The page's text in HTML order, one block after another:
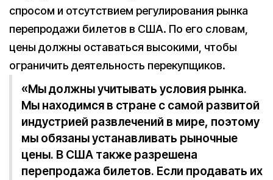
спросом и отсутствием регулирования рынка
перепродажи билетов в США. По его словам,
цены должны оставаться высокими, чтобы
ограничить деятельность перекупщиков.
«Мы должны учитывать условия рынка.
Мы находимся в стране с самой развитой
индустрией развлечений в мире, поэтому
мы обязаны устанавливать рыночные
цены. В США также разрешена
перепродажа билетов. Если продавать их